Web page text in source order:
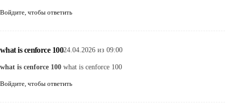
Войдите, чтобы ответить
what is cenforce 10024.04.2026 из 09:00
what is cenforce 100 what is cenforce 100
Войдите, чтобы ответить